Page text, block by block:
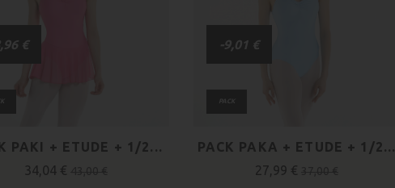
€
PAKI + ETUDE + 1/2...
34,04 €
-9,01 €
PACK
PACK PAKA + ETUDE + 1/2...
27,99 €